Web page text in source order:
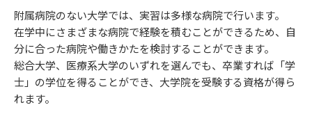
附属病院のない大学では、実習は多様な病院で行います。
在学中にさまざまな病院で経験を積むことができるため、自
分に合った病院や働きかたを検討することができます。
総合大学、医療系大学のいずれを選んでも、卒業すれば「学
士」の学位を得ることができ、大学院を受験する資格が得ら
れます。